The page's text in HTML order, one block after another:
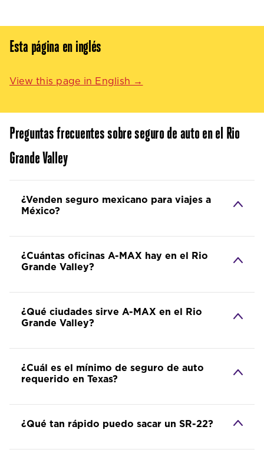
Esta página en inglés
View this page in English →
Preguntas frecuentes sobre seguro de auto en el Rio
Grande Valley
¿Venden seguro mexicano para viajes a
México?
¿Cuántas oficinas A-MAX hay en el Rio
Grande Valley?
¿Qué ciudades sirve A-MAX en el Rio
Grande Valley?
¿Cuál es el mínimo de seguro de auto
requerido en Texas?
¿Qué tan rápido puedo sacar un SR-22?